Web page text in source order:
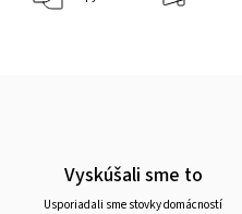
Vyskúšali sme to
Usporiadali sme stovky domácností